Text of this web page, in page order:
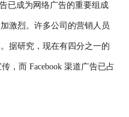
已成为网络广告的重要组成
激烈。许多公司的营销人员
据研究，现在有四分之一的
，而 Facebook 渠道广告已占